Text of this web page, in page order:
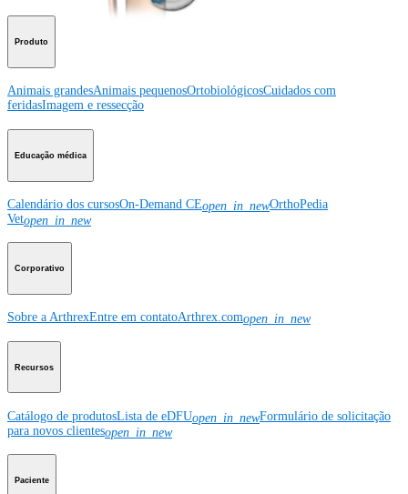
Produto
Animais grandesAnimais pequenosOrtobiológicosCuidados com
feridasImagem e ressecção
Educação médica
Calendário dos cursosOn-Demand CEopen_in_newOrthoPedia
Vetopen_in_new
Corporativo
Sobre a ArthrexEntre em contatoArthrex.comopen_in_new
Recursos
Catálogo de produtosLista de eDFUopen_in_newFormulário de solicitação
para novos clientesopen_in_new
Paciente